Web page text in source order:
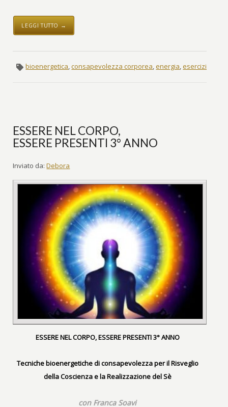
LEGGI TUTTO →
bioenergetica,consapevolezza corporea,energia,esercizi
ESSERE NEL CORPO,
ESSERE PRESENTI 3° ANNO
Inviato da: Debora
ESSERE NEL CORPO, ESSERE PRESENTI 3° ANNO
Tecniche bioenergetiche di consapevolezza per il Risveglio
della Coscienza e la Realizzazione del Sè
con Franca Soavi